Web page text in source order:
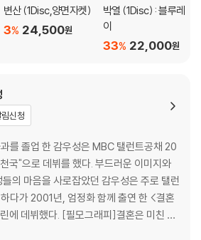
보호필름이 붙어 판매되기도 합니다. 보호필
불가합니다.
다.
상태 불량에 의한 교환/반품 신청시 불량 확
을 요청할 수 있으며, 동영상이 없는 경우 교
는 재생 불량 현상에 대해서는 반품/교환이 불
데이트된 DVD/BD 전용 기기에서 재생하실
생이 원활하지 않은 경우가 있습니다. 디스크
변산 (1Disc,양면자켓)
24,500원
3%
박열 (1Disc) : 블루레
이
22,000원
33%
신청
를 졸업 한 감우성은 MBC 탤런트공채 20
국"으로 데뷔를 했다. 부드러운 이미지와
의 마음을 사로잡았던 감우성은 주로 탤런
다가 2001년, 엄정화 함께 출연 한 <결혼
그래피]결혼은 미친 짓
미숲(2004)|강 민 알포인트(2004)|최태